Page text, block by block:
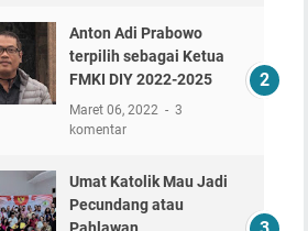
Anton Adi Prabowo
terpilih sebagai Ketua
FMKI DIY 2022-2025
Maret 06, 2022
3
komentar
Umat Katolik Mau Jadi
Pecundang atau